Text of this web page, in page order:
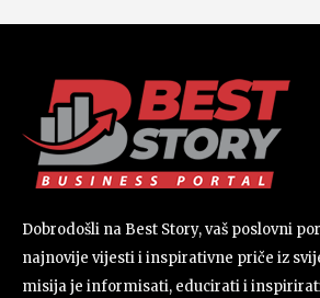
Dobrodošli na Best Story, vaš poslovni
najnovije vijesti i inspirativne priče iz
misija je informisati, educirati i